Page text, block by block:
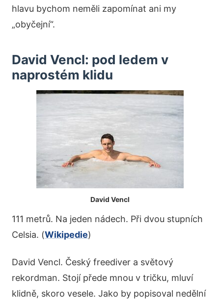
hlavu bychom neměli zapomínat ani my
„obyčejní“.
David Vencl: pod ledem v
naprostém klidu
David Vencl
111 metrů. Na jeden nádech. Při dvou stupních
Celsia. (Wikipedie)
David Vencl. Český freediver a světový
rekordman. Stojí přede mnou v tričku, mluví
klidně, skoro vesele. Jako by popisoval nedělní